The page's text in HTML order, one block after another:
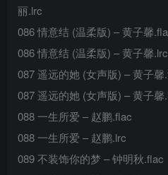
丽.lrc
086 情意结 (温柔版) – 黄子馨
086 情意结 (温柔版) – 黄子馨.lrc
087 遥远的她 (女声版) – 黄子馨
087 遥远的她 (女声版) – 黄子馨
088 一生所爱 – 赵鹏.flac
088 一生所爱 – 赵鹏.lrc
089 不装饰你的梦 – 钟明秋.flac